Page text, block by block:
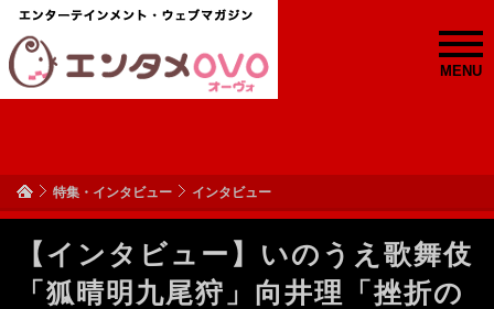
MENU
特集・インタビュー インタビュー
【インタビュー】いのうえ歌舞伎
「狐晴明九尾狩」向井理「挫折の